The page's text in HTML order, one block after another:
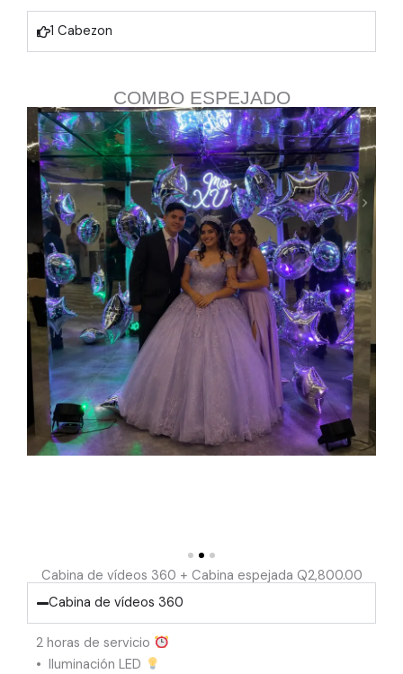
1 Cabezon
COMBO ESPEJADO
Cabina de vídeos 360 + Cabina espejada Q2,800.00
Cabina de vídeos 360
2 horas de servicio
•⁠ ⁠Iluminación LED